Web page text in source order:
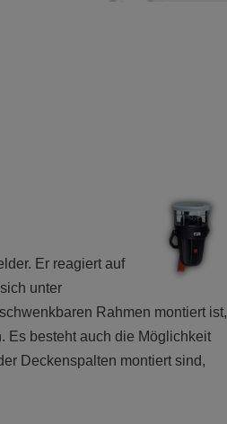
Er reagiert auf
unter
Rahmen montiert ist,
Es besteht auch die Möglichkeit
Deckenspalten montiert sind,